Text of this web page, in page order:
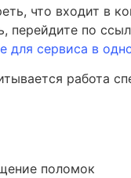
что входит в
перейдите по
для сервиса в
работа
поломок